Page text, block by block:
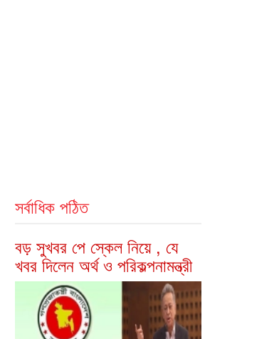
সর্বাধিক পঠিত
বড় সুখবর পে স্কেল নিয়ে , যে
খবর দিলেন অর্থ ও পরিকল্পনামন্ত্রী